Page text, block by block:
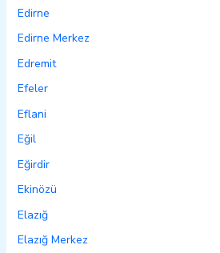
Edirne
Edirne Merkez
Edremit
Efeler
Eflani
Eğil
Eğirdir
Ekinözü
Elazığ
Elazığ Merkez